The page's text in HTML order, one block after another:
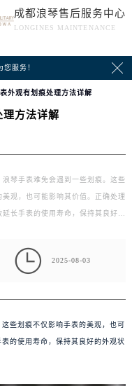
成都浪琴售后服务中心
LONGINES MAINTENANCE
服务！ 
外观有划痕处理方法详解
理方法详解
琴手表难免会遇到一些划痕。这些
观，也可能影响其价值。正确处理
长手表的使用寿命，保持其良好
 2025-08-03
些划痕不仅影响手表的美观，也可
的使用寿命，保持其良好的外观状